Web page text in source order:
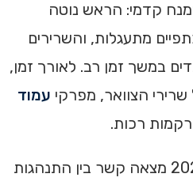
קדמי: הראש נוטה
מתעגלות, והשרירים
במשך זמן רב. לאורך זמן,
שרירי הצוואר, מפרקי עמוד
רכות.
סקירה שיטתית משנת 2025 מצאה קשר בין התנהגות